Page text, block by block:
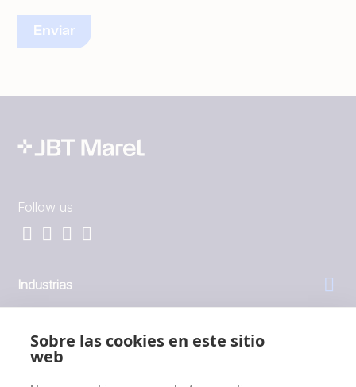
Sobre las cookies en este sitio
web
Follow us
Industrias